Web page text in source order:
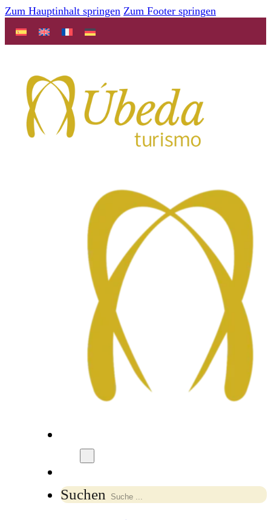
Zum Hauptinhalt springen Zum Footer springen
Suchen